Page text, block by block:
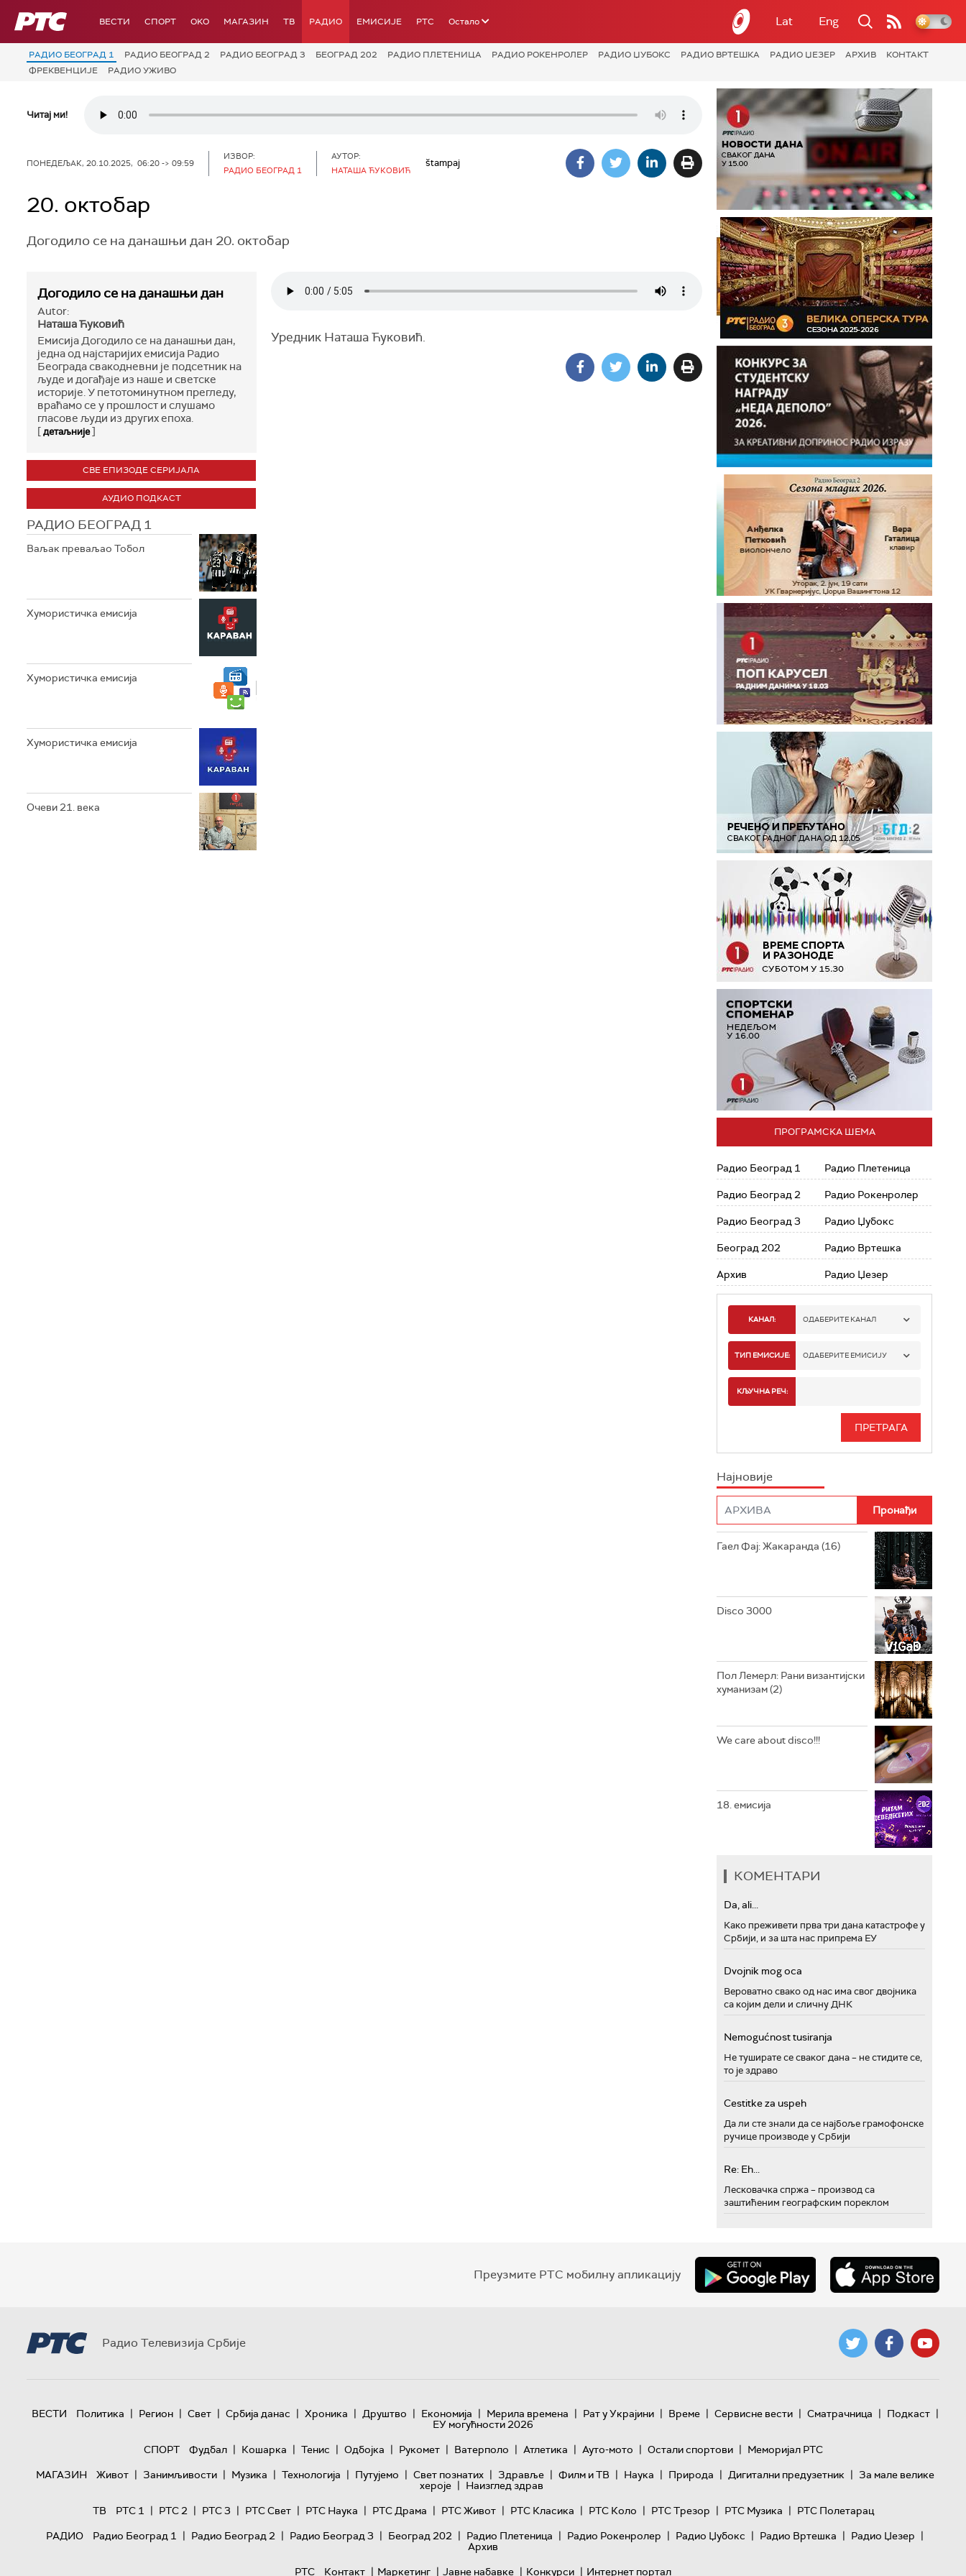
РТС ВЕСТИ СПОРТ OKO МАГАЗИН ТВ РАДИО ЕМИСИЈЕ РТС Остало Lat Eng
РАДИО БЕОГРАД 1 РАДИО БЕОГРАД 2 РАДИО БЕОГРАД 3 БЕОГРАД 202 РАДИО ПЛЕТЕНИЦА РАДИО РОКЕНРОЛЕР РАДИО ЏУБОКС РАДИО ВРТЕШКА РАДИО ЏЕЗЕР АРХИВ
КОНТАКТ
ФРЕКВЕНЦИЈЕ
РАДИО УЖИВО
Читај ми!
ПОНЕДЕЉАК, 20.10.2025, 06:20 -> 09:59
ИЗВОР:
РАДИО БЕОГРАД 1
АУТОР:
НАТАША ЋУКОВИЋ
štampaj
20. октобар
Догодило се на данашњи дан 20. октобар
Догодило се на данашњи дан
Autor:
Наташа Ћуковић
Емисија Догодило се на данашњи дан,
једна од најстаријих емисија Радио
Београда свакодневни је подсетник на
људе и догађаје из наше и светске
историје. У петотоминутном прегледу,
враћамо се у прошлост и слушамо
гласове људи из других епоха.
[детаљније]
СВЕ ЕПИЗОДЕ СЕРИЈАЛА
АУДИО ПОДКАСТ
РАДИО БЕОГРАД 1
Ваљак преваљао Тобол
Хумористичка емисија
Хумористичка емисија
Хумористичка емисија
Очеви 21. века
Уредник Наташа Ћуковић.
ПРОГРАМСКА ШЕМА
Радио Београд 1
Радио Београд 2
Радио Београд 3
Београд 202
Архив
Радио Плетеница
Радио Рокенролер
Радио Џубокс
Радио Вртешка
Радио Џезер
КАНАЛ: ОДАБЕРИТЕ КАНАЛ
РАДИО БЕОГРАД 1
РАДИО БЕОГРАД 3
РАДИО РОКЕНРОЛЕР
РАДИО ЏУБОКС
РАДИО ВРТЕШКА
РАДИО ЏЕЗЕР
ТИП ЕМИСИЈЕ: ОДАБЕРИТЕ ЕМИСИЈУ
ИНФО
КЉУЧНА РЕЧ:
Најновије
Гаел Фај: Жакаранда (16)
Disco 3000
Пол Лемерл: Рани византијски
хуманизам (2)
We care about disco!!!
18. емисија
КОМЕНТАРИ
Da, ali...
Како преживети прва три дана катастрофе у
Србији, и за шта нас припрема ЕУ
Dvojnik mog oca
Вероватно свако од нас има свог двојника
са којим дели и сличну ДНК
Nemogućnost tusiranja
Не туширате се сваког дана – не стидите се,
то је здраво
Cestitke za uspeh
Да ли сте знали да се најбоље грамофонске
ручице производе у Србији
Re: Eh...
Лесковачка спржа – производ са
заштићеним географским пореклом
Преузмите РТС мобилну апликацију
Радио Телевизија Србије
ВЕСТИ Политика | Регион | Свет | Србија данас | Хроника | Друштво | Економија | Мерила времена | Рат у Украјини | Време | Сервисне вести | Сматрачница | Подкаст |
ЕУ могућности 2026
СПОРТ
Фудбал | Кошарка | Тенис | Одбојка | Рукомет | Ватерполо | Атлетика | Ауто-мото | Остали спортови | Меморијал РТС
МАГАЗИН
Живот | Занимљивости | Музика | Технологијa | Путујемо | Свет познатих | Здравље | Филм и ТВ | Наука | Природа | Дигитални предузетник | За мале велике
хероје | Наизглед здрав
ТВ
РТС 1 | РТС 2 | РТС 3 | РТС Свет | РТС Наука | РТС Драма | РТС Живот | РТС Класика | РТС Коло | РТС Трезор | РТС Музика | РТС Полетарац
РАДИО
Радио Београд 1 | Радио Београд 2 | Радио Београд 3 | Београд 202 | Радио Плетеница | Радио Рокенролер | Радио Џубокс | Радио Вртешка | Радио Џезер |
Архив
РТС
Контакт | Маркетинг | Јавне набавке | Конкурси | Интернет портал